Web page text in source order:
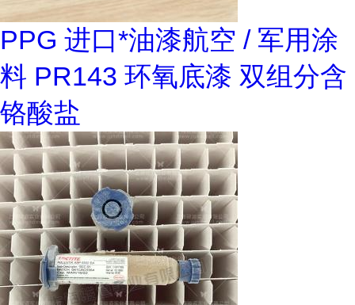
PPG 进口*油漆航空 / 军用涂
料 PR143 环氧底漆 双组分含
铬酸盐